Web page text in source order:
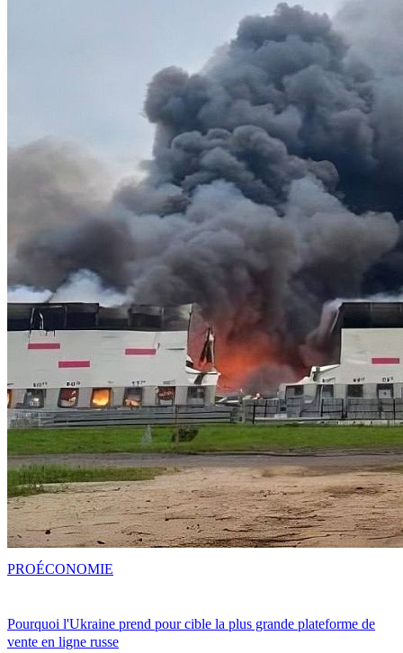
Pourquoi l'Ukraine prend pour cible la plus grande plateforme de
vente en ligne russe
PROÉCONOMIE